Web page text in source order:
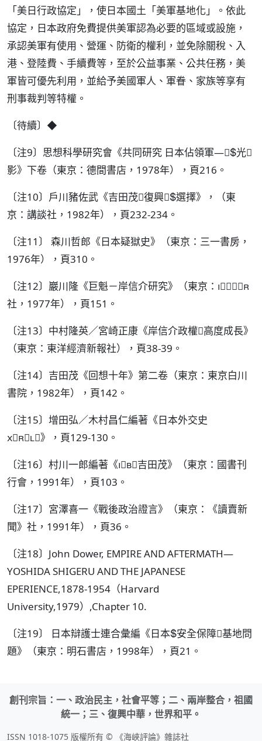
「美日行政協定」，使日本國土「美軍基地化」。依此
協定，日本政府免費提供美軍認為必要的區域或設施，
承認美軍有使用、營運、防衛的權利，並免除關稅、入
港、登陸費、手續費等，至於公益事業、公共任務，美
軍皆可優先利用，並給予美國軍人、軍眷、家族等享有
刑事裁判等特權。
〔待續〕◆
〔注9〕思想科學研究會《共同研究 日本佔領軍—光
影》下卷（東京：德間書店，1978年），頁216。
〔注10〕戶川豬佐武《吉田茂復興選擇》，（東
京：講談社，1982年），頁232-234。
〔注11〕 森川哲郎《日本疑獄史》（東京：三一書房，
1976年），頁310。
〔注12〕巖川隆《巨魁－岸信介研究》（東京：
社，1977年），頁151。
〔注13〕中村隆英／宮崎正康《岸信介政權高度成長》
（東京：東洋經濟新報社），頁38-39。
〔注14〕吉田茂《回想十年》第二卷（東京：東京白川
書院，1982年），頁142。
〔注15〕增田弘／木村昌仁編著《日本外交史
》，頁129-130。
〔注16〕村川一郎編著《吉田茂》（東京：國書刊
行會，1991年），頁103。
〔注17〕宮澤喜一《戰後政治證言》（東京：《讀賣新
聞》社，1991年），頁36。
〔注18〕John Dower, EMPIRE AND AFTERMATH—
YOSHIDA SHIGERU AND THE JAPANESE
EPERIENCE,1878-1954（Harvard
University,1979）,Chapter 10.
〔注19〕 日本辯護士連合彙編《日本安全保障基地問
題》（東京：明石書店，1998年），頁21。
創刊宗旨：一、政治民主，社會平等；二、兩岸整合，祖國
統一；三、復興中華，世界和平。
ISSN 1018-1075 版權所有 © 《海峽評論》雜誌社